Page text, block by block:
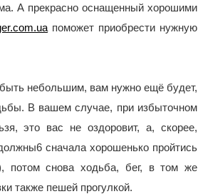
А прекрасно оснащенный хорошими
поможет приобрести нужную
небольшим, вам нужно ещё будет,
В вашем случае, при избыточном
это вас не оздоровит, а, скорее,
сначала хорошенько пройтись
потом снова ходьба, бег, в том же
также пешей прогулкой.